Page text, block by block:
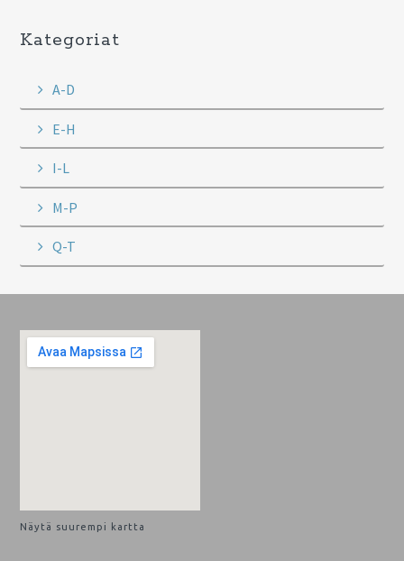
Kategoriat
A-D
E-H
I-L
M-P
Q-T
Footer
Näytä suurempi kartta